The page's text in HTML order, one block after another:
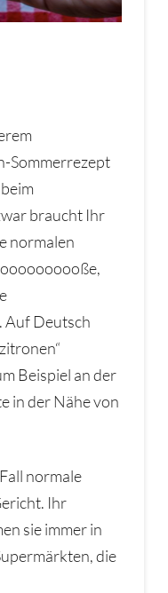
Sommerrezept
braucht Ihr
normalen
Auf Deutsch
Beispiel an der
in der Nähe von
normale
Ihr
sie immer in
die